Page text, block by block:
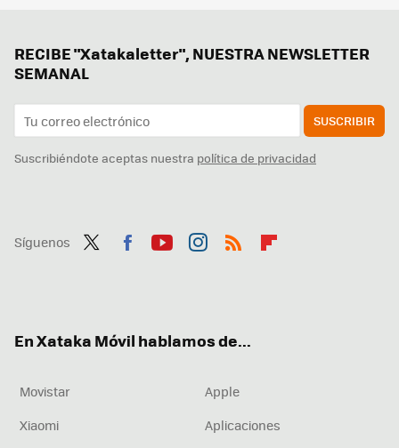
RECIBE "Xatakaletter", NUESTRA NEWSLETTER
SEMANAL
SUSCRIBIR
Suscribiéndote aceptas nuestra política de privacidad
Síguenos
En Xataka Móvil hablamos de...
Movistar
Apple
Xiaomi
Aplicaciones